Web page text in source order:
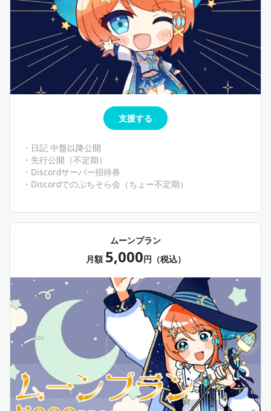
支援する
・日記 中盤以降公開
・先行公開（不定期）
・Discordサーバー招待券
・Discordでのぷちそら会（ちょー不定期）
ムーンプラン
月額 5,000円（税込）